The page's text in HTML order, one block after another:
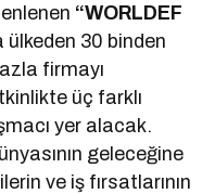
“WORLDEF
ülkeden 30 binden
firmayı
üç farklı
yer alacak.
geleceğine
ve iş fırsatlarının